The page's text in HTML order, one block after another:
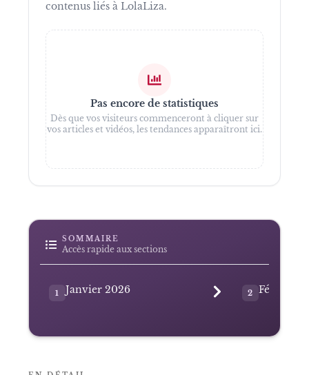
contenus liés à LolaLiza.
Pas encore de statistiques
Dès que vos visiteurs commenceront à cliquer sur
vos articles et vidéos, les tendances apparaîtront ici.
SOMMAIRE
Accès rapide aux sections
1 Janvier 2026 2 Février